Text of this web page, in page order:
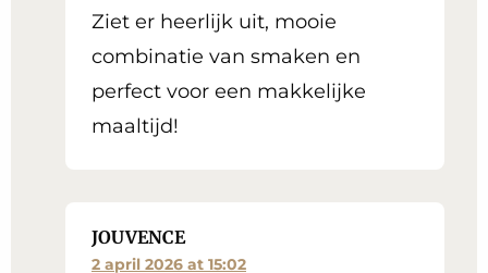
Ziet er heerlijk uit, mooie
combinatie van smaken en
perfect voor een makkelijke
maaltijd!
JOUVENCE
2 april 2026 at 15:02